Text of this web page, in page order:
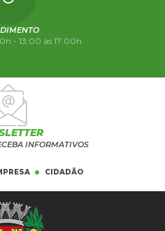
- 13:00 às 17:00h
INFORMATIVOS
CIDADÃO